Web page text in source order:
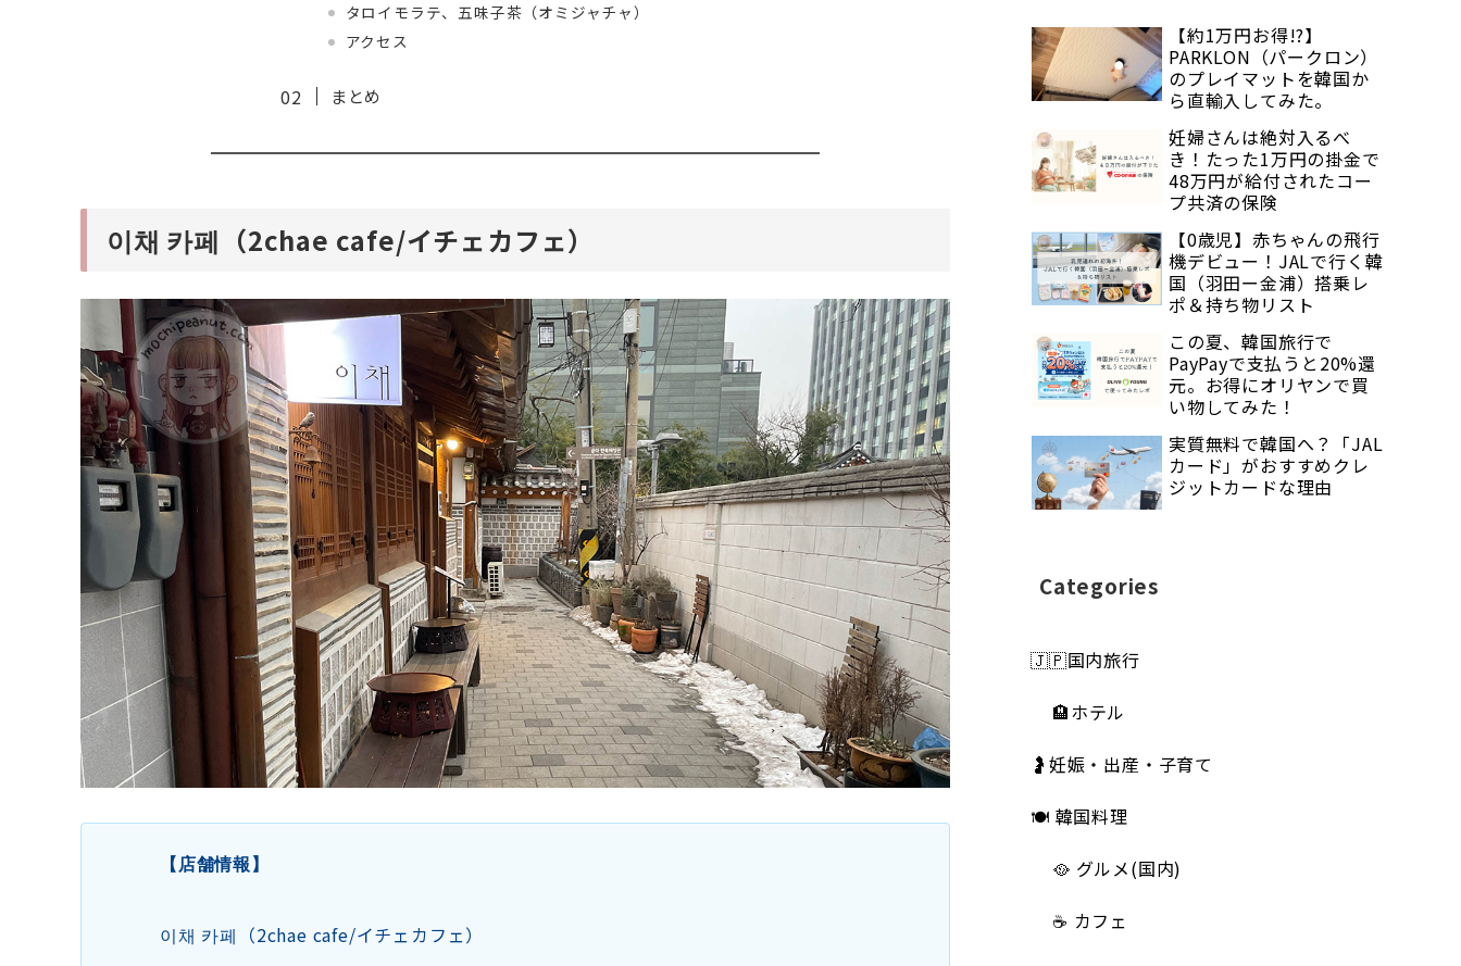
タロイモラテ、五味子茶（オミジャチャ）
アクセス
まとめ
이채 카페（2chae cafe/イチェカフェ）
【店舗情報】
이채 카페（2chae cafe/イチェカフェ）
【約1万円お得!?】
PARKLON（パークロン）
のプレイマットを韓国か
ら直輸入してみた。
妊婦さんは絶対入るべ
き！たった1万円の掛金で
48万円が給付されたコー
プ共済の保険
【0歳児】赤ちゃんの飛行
機デビュー！JALで行く韓
国（羽田ー金浦）搭乗レ
ポ＆持ち物リスト
この夏、韓国旅行で
PayPayで支払うと20%還
元。お得にオリヤンで買
い物してみた！
実質無料で韓国へ？「JAL
カード」がおすすめクレ
ジットカードな理由
Categories
🇯🇵国内旅行
🏨ホテル
🤰妊娠・出産・子育て
🍽 韓国料理
🥘 グルメ(国内)
☕️ カフェ